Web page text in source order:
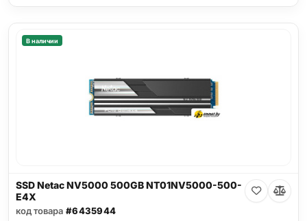
В наличии
SSD Netac NV5000 500GB NT01NV5000-500-
E4X
код товара #6435944